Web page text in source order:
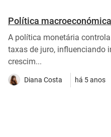
Política macroeconómica
A política monetária
taxas de juro, influenciando
crescim...
Diana Costa há 5 anos